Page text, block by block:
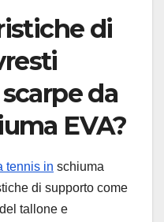
di
da
EVA?
tennis in schiuma
di supporto come
tallone e